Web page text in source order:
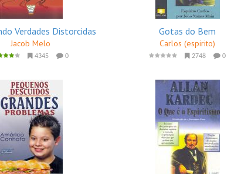
Verdades Distorcidas
Jacob Melo
4345 0
Gotas do Bem
Carlos (espirito)
2748 0